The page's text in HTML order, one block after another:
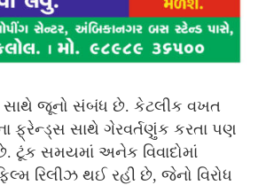
સાથે જૂનો સંબંધ છે. કેટલીક વખત
ફ્રેન્ડ્સ સાથે ગેરવર્તણુંક કરતા પણ
ટૂંક સમયમાં અનેક વિવાદોમાં
રિલીઝ થઈ રહી છે, જેનો વિરોધ